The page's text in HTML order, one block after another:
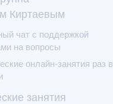
чат с поддержкой
на вопросы
онлайн-занятия раз в
Киртаевым
занятия